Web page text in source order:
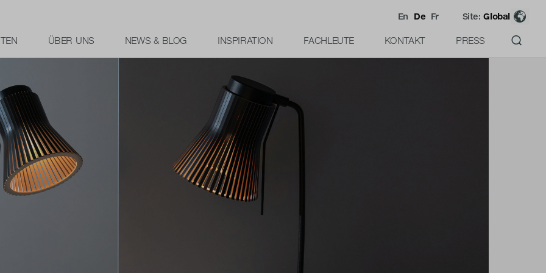
ÜBER UNS NEWS & BLOG INSPIRATION FACHLEUTE KONTAKT PRESS
En De Fr Site:Global